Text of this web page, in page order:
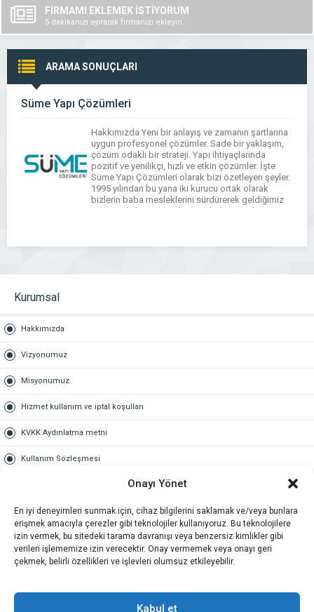
Onayı Yönet
En iyi deneyimleri sunmak için, cihaz bilgilerini saklamak ve/veya bunlara
erişmek amacıyla çerezler gibi teknolojiler kullanıyoruz. Bu teknolojilere
izin vermek, bu sitedeki tarama davranışı veya benzersiz kimlikler gibi
verileri işlememize izin verecektir. Onay vermemek veya onayı geri
çekmek, belirli özellikleri ve işlevleri olumsuz etkileyebilir.
Kabul et
FİRMAMI EKLEMEK İSTİYORUM
5 dakikanızı ayırarak firmanızı ekleyin..
ARAMA SONUÇLARI
Süme Yapı Çözümleri
Hakkımızda Yeni bir anlayış ve zamanın şartlarına
uygun profesyonel çözümler. Sade bir yaklaşım,
çözüm odaklı bir strateji. Yapı ihtiyaçlarında
pozitif ve yenilikçi, hızlı ve etkin çözümler. İşte
Süme Yapı Çözümleri olarak bizi özetleyen şeyler.
1995 yılından bu yana iki kurucu ortak olarak
bizlerin baba mesleklerini sürdürerek geldiğimiz
serüvende bugün güçlerimizi birleştirerek ortaya
Kurumsal
Hakkımızda
Vizyonumuz
Misyonumuz
Hizmet kullanım ve iptal koşulları
KVKK Aydınlatma metni
Kullanım Sözleşmesi
Gold üyelik nedir
Kariyer